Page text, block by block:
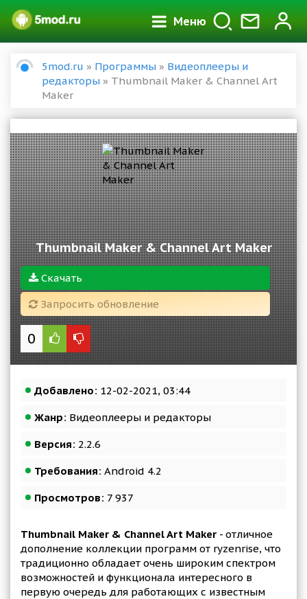
Меню
5mod.ru » Программы » Видеоплееры и
редакторы » Thumbnail Maker & Channel Art
Maker
Thumbnail Maker & Channel Art Maker
Скачать
Запросить обновление
0
Добавлено: 12-02-2021, 03:44
Жанр: Видеоплееры и редакторы
Версия: 2.2.6
Требования: Android 4.2
Просмотров: 7 937
Thumbnail Maker & Channel Art Maker - отличное
дополнение коллекции программ от ryzenrise, что
традиционно обладает очень широким спектром
возможностей и функционала интересного в
первую очередь для работающих с известным